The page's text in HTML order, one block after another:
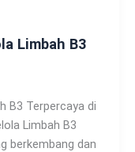
Limbah B3
B3 Terpercaya di
Limbah B3
berkembang dan